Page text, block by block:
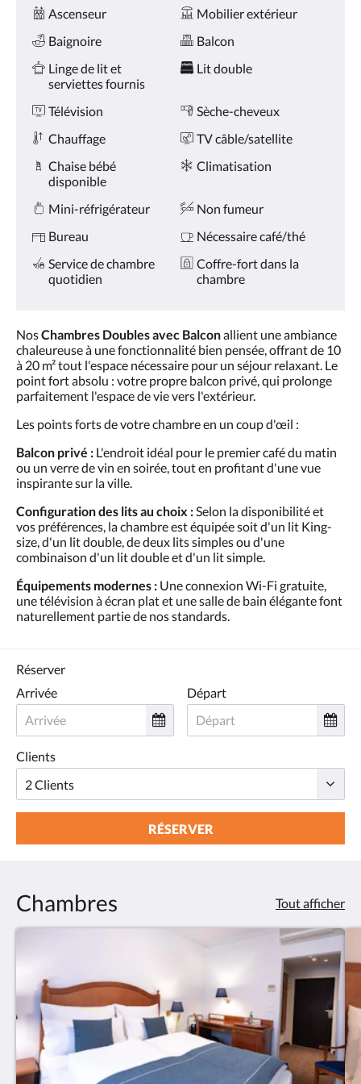
appuyez
boutons
Suivant
Précédent.
Services
Ascenseur
Mobilier extérieur
Baignoire
Balcon
Linge de lit et
serviettes fournis
Lit double
Télévision
Sèche-cheveux
Chauffage
TV câble/satellite
Chaise bébé
disponible
Climatisation
Mini-réfrigérateur
Non fumeur
Bureau
Nécessaire café/thé
Service de chambre
quotidien
Coffre-fort dans la
chambre
NosChambres Doubles avec Balconallient une ambiance
chaleureuse à une fonctionnalité bien pensée, offrant de 10
à 20 m² tout l'espace nécessaire pour un séjour relaxant. Le
point fort absolu : votre propre balcon privé, qui prolonge
parfaitement l'espace de vie vers l'extérieur.
Les points forts de votre chambre en un coup d'œil :
Balcon privé : L'endroit idéal pour le premier café du matin
ou un verre de vin en soirée, tout en profitant d'une vue
inspirante sur la ville.
Configuration des lits au choix :Selon la disponibilité et
vos préférences, la chambre est équipée soit d'un lit King-
size, d'un lit double, de deux lits simples ou d'une
combinaison d'un lit double et d'un lit simple.
Équipements modernes : Une connexion Wi-Fi gratuite,
une télévision à écran plat et une salle de bain élégante font
naturellement partie de nos standards.
Réserver
Arrivée
Départ
Clients
RÉSERVER
Chambres Tout afficher